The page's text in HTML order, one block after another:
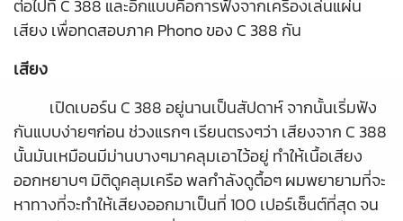
ต่อไปที่ C 388 และอีกแบบคือการฟังจากเครื่องเล่นแผ่น
เสียง เพื่อทดสอบภาค Phono ของ C 388 กัน
เสียง
เปิดเบอร์น C 388 อยู่นานเป็นสัปดาห์ จากนั้นเริ่มฟัง
กันแบบง่ายๆก่อน ช่วงแรกๆ เรียนตรงๆว่า เสียงจาก C 388
นั้นมันเหมือนมีม่านบางๆมาคลุมเอาไว้อยู่ ทำให้เนื้อเสียง
ออกหยาบๆ มิติดูคลุมเครือ พลกำลังดูตื้อๆ ผมพยายามที่จะ
หาทางที่จะทำให้เสียงออกมาเป็นที่ 100 เปอร์เซ็นต์ที่สุด จน